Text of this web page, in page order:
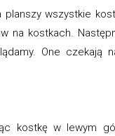
wszystkie
na kostkach.
One czekają
kostkę w lewym